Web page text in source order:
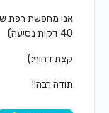
אני מחפשת רפת
40 דקות נסיעה)
קצת דחוף:)
תודה רבה!!